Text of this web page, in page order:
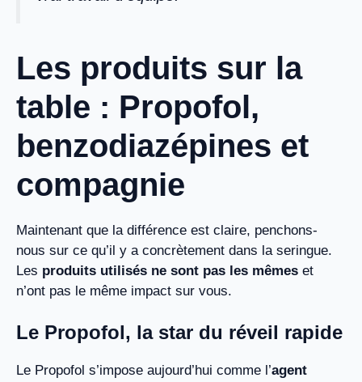
Les produits sur la
table : Propofol,
benzodiazépines et
compagnie
Maintenant que la différence est claire, penchons-
nous sur ce qu’il y a concrètement dans la seringue.
Les produits utilisés ne sont pas les mêmes et
n’ont pas le même impact sur vous.
Le Propofol, la star du réveil rapide
Le Propofol s’impose aujourd’hui comme l’agent